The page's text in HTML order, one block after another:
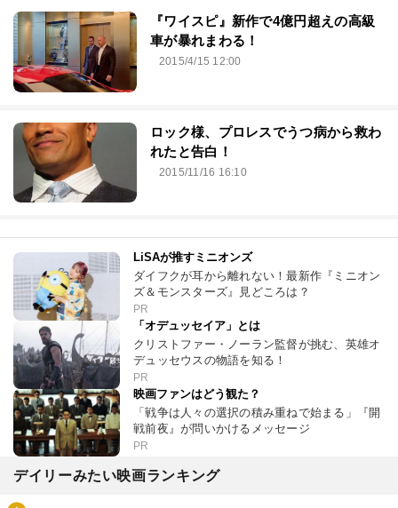
『ワイスピ』新作で4億円超えの高級
車が暴れまわる！
2015/4/15 12:00
ロック様、プロレスでうつ病から救わ
れたと告白！
2015/11/16 16:10
LiSAが推すミニオンズ
ダイフクが耳から離れない！最新作『ミニオン
ズ＆モンスターズ』見どころは？
PR
「オデュッセイア」とは
クリストファー・ノーラン監督が挑む、英雄オ
デュッセウスの物語を知る！
PR
映画ファンはどう観た？
「戦争は人々の選択の積み重ねで始まる」『開
戦前夜』が問いかけるメッセージ
PR
デイリーみたい映画ランキング